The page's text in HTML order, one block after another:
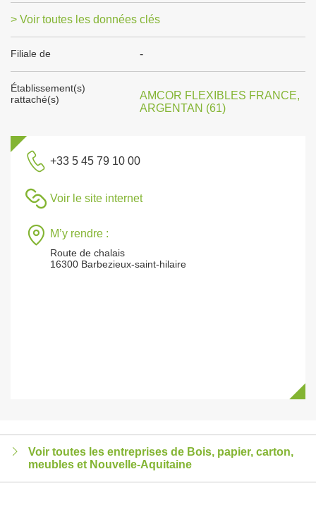
> Voir toutes les données clés
Filiale de -
Établissement(s)
rattaché(s)
AMCOR FLEXIBLES FRANCE,
ARGENTAN (61)
+33 5 45 79 10 00
Voir le site internet
M’y rendre :
Route de chalais
16300 Barbezieux-saint-hilaire
Voir toutes les entreprises de Bois, papier, carton,
meubles et Nouvelle-Aquitaine